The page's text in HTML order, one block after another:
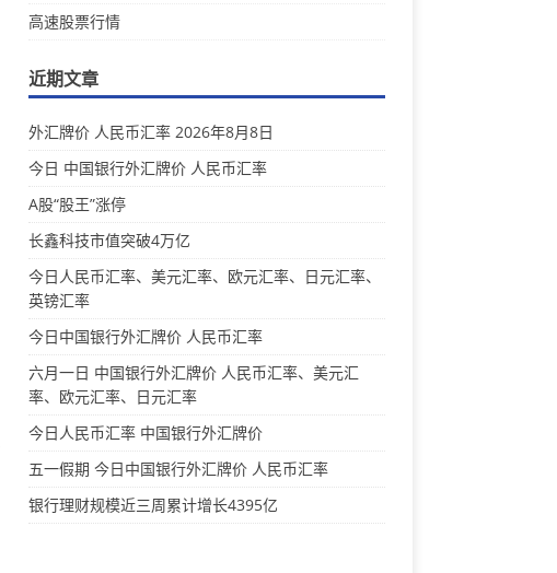
高速股票行情
近期文章
外汇牌价 人民币汇率 2026年8月8日
今日 中国银行外汇牌价 人民币汇率
A股“股王”涨停
长鑫科技市值突破4万亿
今日人民币汇率、美元汇率、欧元汇率、日元汇率、
英镑汇率
今日中国银行外汇牌价 人民币汇率
六月一日 中国银行外汇牌价 人民币汇率、美元汇
率、欧元汇率、日元汇率
今日人民币汇率 中国银行外汇牌价
五一假期 今日中国银行外汇牌价 人民币汇率
银行理财规模近三周累计增长4395亿